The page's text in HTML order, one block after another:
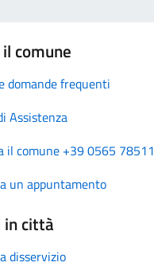
comune
domande frequenti
Assistenza
il comune +39 0565 78511
un appuntamento
in città
disservizio